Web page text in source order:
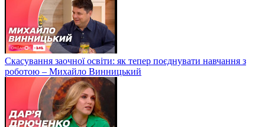
Скасування заочної освіти: як тепер поєднувати навчання з
роботою – Михайло Винницький